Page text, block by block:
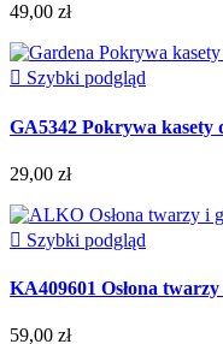
49,00 zł
 Szybki podgląd
GA5342 Pokrywa kasety
29,00 zł
 Szybki podgląd
KA409601 Osłona
59,00 zł